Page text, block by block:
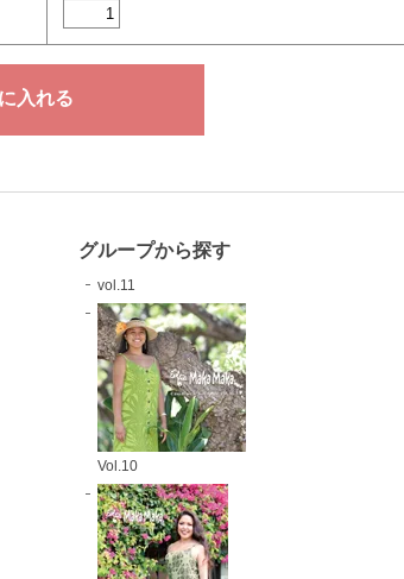
グループから探す
vol.11
Vol.10